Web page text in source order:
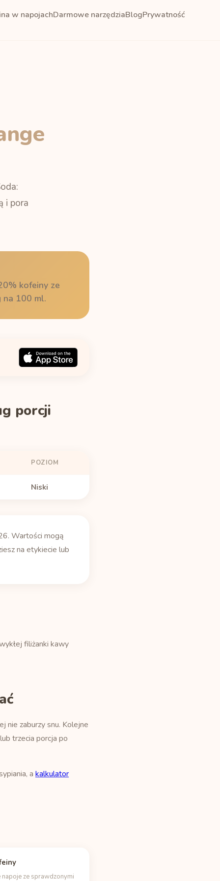
w napojachDarmowe narzędziaBlogPrywatność
i pora
kofeiny ze
na 100 ml.
porcji
POZIOM
Niski
Wartości mogą
na etykiecie lub
filiżanki kawy
nie zaburzy snu. Kolejne
trzecia porcja po
a kalkulator
napoje ze sprawdzonymi